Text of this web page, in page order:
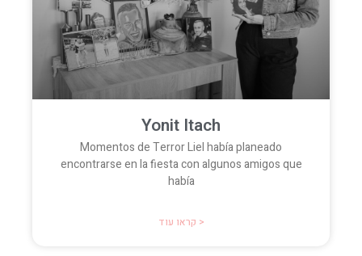
Yonit Itach
Momentos de Terror Liel había planeado
encontrarse en la fiesta con algunos amigos que
había
קראו עוד >